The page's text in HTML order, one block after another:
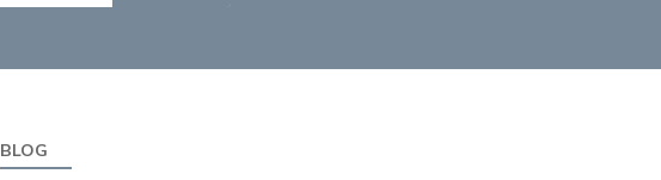
BLOG